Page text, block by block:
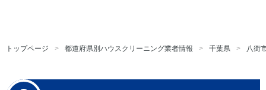
トップページ 都道府県別ハウスクリーニング業者情報 千葉県 八街